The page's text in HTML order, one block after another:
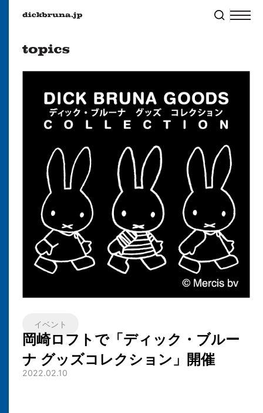
イベント
岡崎ロフトで「ディック・ブルー
ナ グッズコレクション」開催
2022.02.10